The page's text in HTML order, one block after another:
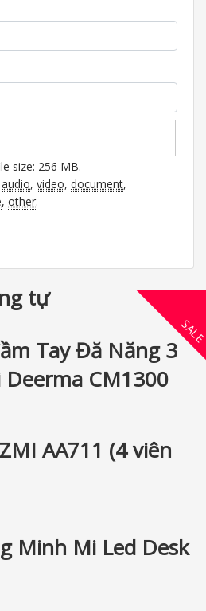
size: 256 MB.
audio, video, document,
, other.
tự
Tay Đă Năng 3
CM1300
AA711 (4 viên
Minh Mi Led Desk